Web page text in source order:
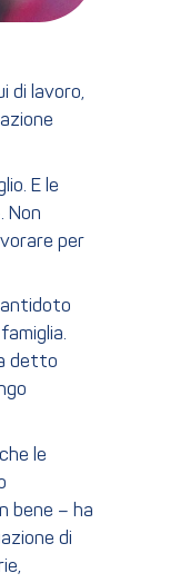
di lavoro,
E le
Non
per
antidoto
detto
le
bene – ha
di